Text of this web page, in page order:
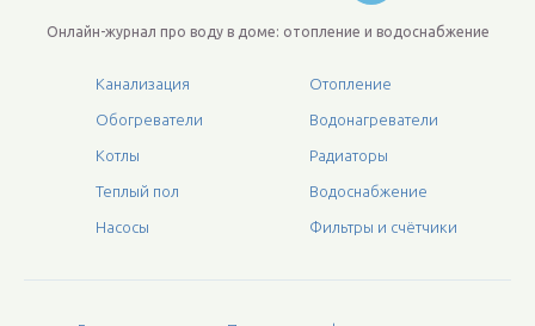
Онлайн-журнал про воду в доме: отопление и водоснабжение
Канализация Отопление
Обогреватели Водонагреватели
Котлы Радиаторы
Теплый пол Водоснабжение
Насосы Фильтры и счётчики